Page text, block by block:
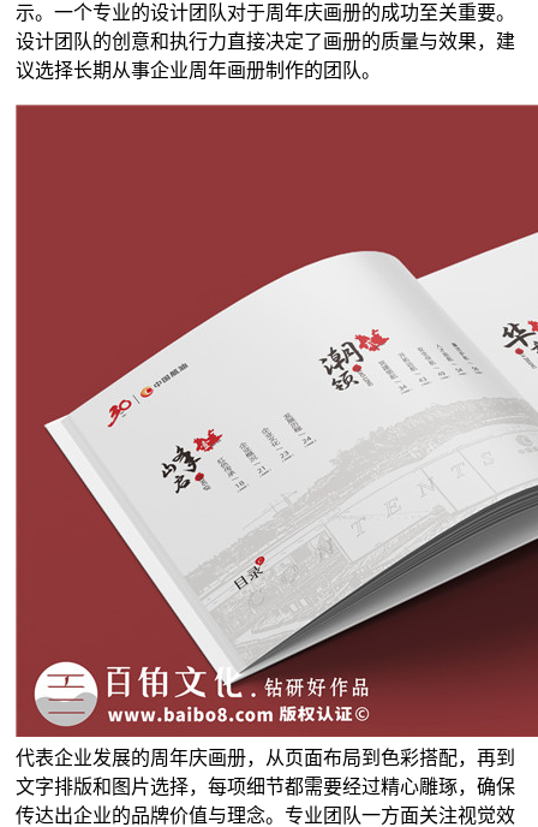
示。一个专业的设计团队对于周年庆画册的成功至关重要。
设计团队的创意和执行力直接决定了画册的质量与效果，建
议选择长期从事企业周年画册制作的团队。
代表企业发展的周年庆画册，从页面布局到色彩搭配，再到
文字排版和图片选择，每项细节都需要经过精心雕琢，确保
传达出企业的品牌价值与理念。专业团队一方面关注视觉效